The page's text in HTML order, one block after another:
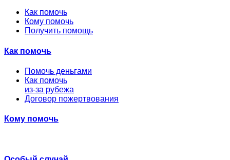
Как помочь
Кому помочь
Получить помощь
Как помочь
Помочь деньгами
Как помочь
из-за рубежа
Договор пожертвования
Кому помочь